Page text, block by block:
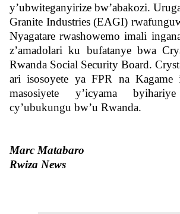
y’ubwiteganyirize bw’abakozi.
Granite Industries (EAGI)
Nyagatare rwashowemo imali
z’amadolari ku bufatanye bwa
Rwanda Social Security Board.
ari isosoyete ya FPR na Kagame
masosiyete y’icyama
cy’ubukungu bw’u Rwanda.
Marc Matabaro
Rwiza News